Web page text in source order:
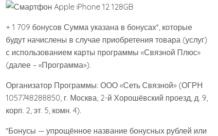
+ 1 709 бонусов Сумма указана в бонусах*, которые
будут начислены в случае приобретения товара (услуг)
с использованием карты программы «Связной Плюс»
(далее – «Программа»).
Организатор Программы: ООО «Сеть Связной» (ОГРН
1057748288850, г. Москва, 2-й Хорошёвский проезд, д. 9,
корп. 2, эт. 5, комн. 4).
*Бонусы — упрощённое название бонусных рублей или